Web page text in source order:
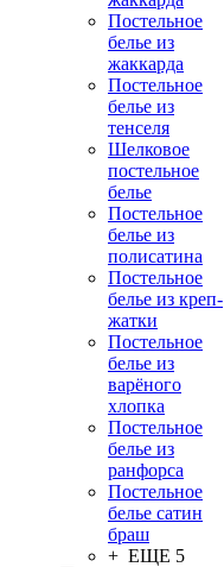
Постельное
белье из
жаккарда
Постельное
белье из
тенселя
Шелковое
постельное
белье
Постельное
белье из
полисатина
Постельное
белье из креп-
жатки
Постельное
белье из
варёного
хлопка
Постельное
белье из
ранфорса
Постельное
белье сатин
браш
+ ЕЩЕ 5